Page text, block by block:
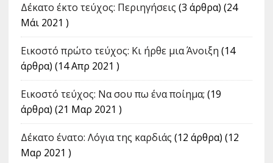
Δέκατο έκτο τεύχος: Περιηγήσεις (3 άρθρα) (24
Μάι 2021 )
Εικοστό πρώτο τεύχος: Κι ήρθε μια Άνοιξη (14
άρθρα) (14 Απρ 2021 )
Εικοστό τεύχος: Να σου πω ένα ποίημα; (19
άρθρα) (21 Μαρ 2021 )
Δέκατο ένατο: Λόγια της καρδιάς (12 άρθρα) (12
Μαρ 2021 )